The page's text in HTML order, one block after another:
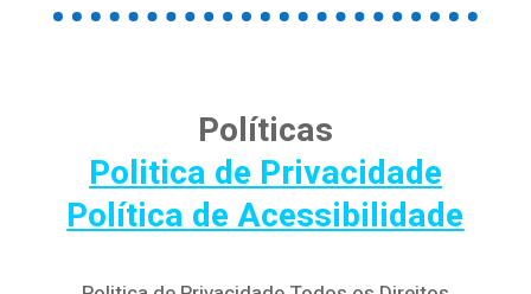
Políticas
Politica de Privacidade
Política de Acessibilidade